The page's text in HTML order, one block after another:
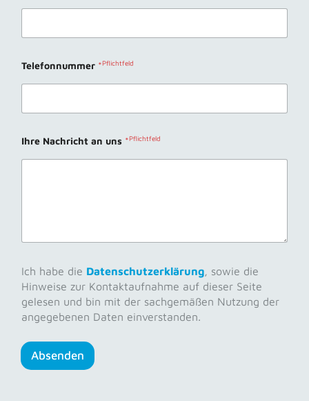
Telefonnummer *
Ihre Nachricht an uns *
Ich habe die Datenschutzerklärung , sowie die
Hinweise zur Kontaktaufnahme auf dieser Seite
gelesen und bin mit der sachgemäßen Nutzung der
angegebenen Daten einverstanden.
Absenden